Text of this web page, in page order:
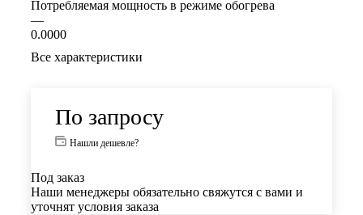
Потребляемая мощность в режиме обогрева
—
0.0000
Все характеристики
По запросу
Нашли дешевле?
Под заказ
Наши менеджеры обязательно свяжутся с вами и
уточнят условия заказа